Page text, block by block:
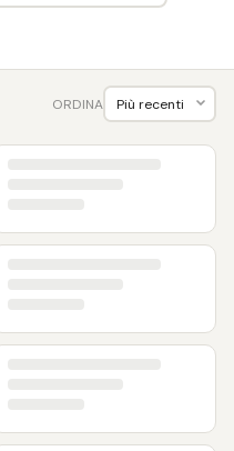
ORDINA